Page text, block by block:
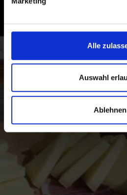
Alle
Auswahl
Ablehnen
Vinschgau in Südtirol, dem Tal
Genießer